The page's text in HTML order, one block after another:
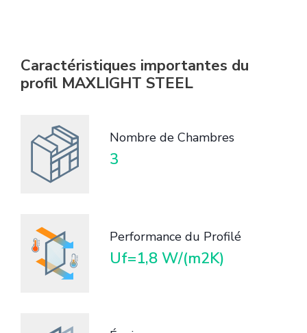
Caractéristiques importantes du
profil MAXLIGHT STEEL
Nombre de Chambres
3
Performance du Profilé
Uf=1,8 W/(m2K)